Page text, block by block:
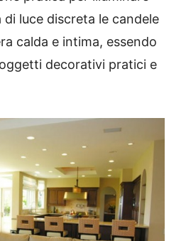
di luce discreta le candele
calda e intima, essendo
decorativi pratici e